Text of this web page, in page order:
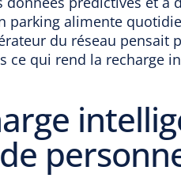
parking alimente
du réseau pensait
ce qui rend la recharge